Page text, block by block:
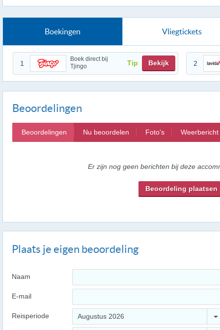
Boekingen Vliegtickets
1
Boek direct bij
Tjingo
Tip Bekijk 2
Beoordelingen
Beoordelingen Nu beoordelen Foto's Weerbericht
Er zijn nog geen berichten bij deze
Beoordeling plaatsen
Plaats je eigen beoordeling
Naam
E-mail
Reisperiode Augustus 2026